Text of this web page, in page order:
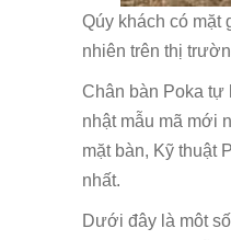
Qúy khách có mặt
nhiên trên thị
Chân bàn Poka tự
nhật mẫu mã mới
mặt bàn, Kỹ thuật
nhất.
Dưới đây là môt